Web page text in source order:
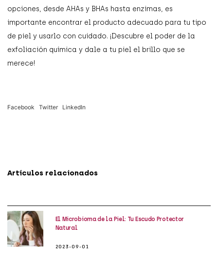
opciones, desde AHAs y BHAs hasta enzimas, es
importante encontrar el producto adecuado para tu tipo
de piel y usarlo con cuidado. ¡Descubre el poder de la
exfoliación química y dale a tu piel el brillo que se
merece!
Facebook Twitter LinkedIn
Artículos relacionados
El Microbioma de la Piel: Tu Escudo Protector
Natural
2023-09-01